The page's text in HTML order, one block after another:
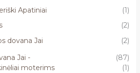
Apatiniai
(1)
(2)
dovana Jai
(2)
Jai -
(87)
moterims
(1)